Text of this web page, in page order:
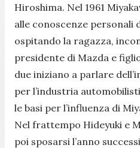
Hiroshima. Nel 1961
alle conoscenze personali
ospitando la ragazza,
presidente di Mazda e
due iniziano a parlare
per l’industria
le basi per l’influenza di
Nel frattempo Hideyuki e
poi sposarsi l’anno